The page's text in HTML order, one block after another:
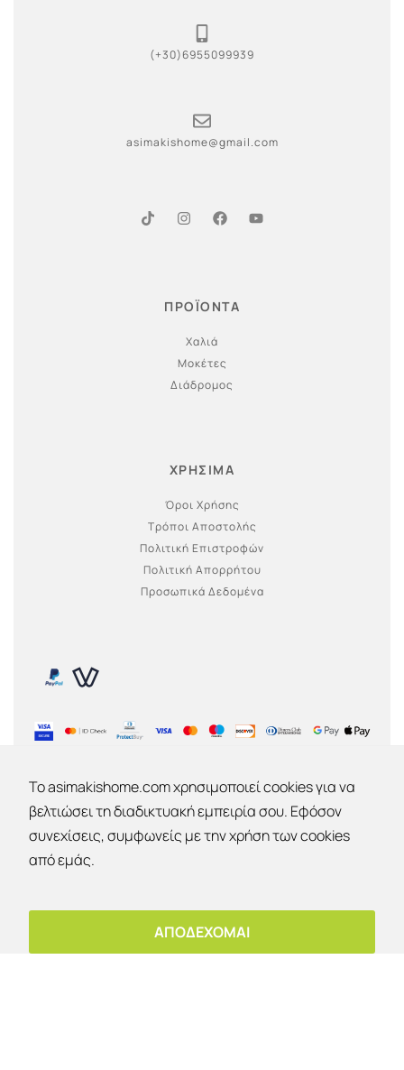
(+30)6955099939
asimakishome@gmail.com
ΠΡΟΪΟΝΤΑ
Χαλιά
Μοκέτες
Διάδρομος
ΧΡΗΣΙΜΑ
Όροι Χρήσης
Τρόποι Αποστολής
Πολιτική Επιστροφών
Πολιτική Απορρήτου
Προσωπικά Δεδομένα
ΕΤΑΙΡΙΑ
To asimakishome.com χρησιμοποιεί cookies για να
βελτιώσει τη διαδικτυακή εμπειρία σου. Εφόσον
συνεχίσεις, συμφωνείς με την χρήση των cookies
από εμάς.
ΑΠΟΔΕΧΟΜΑΙ
OK